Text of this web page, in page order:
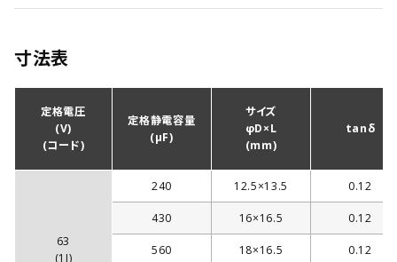
寸法表
定格電圧
(V)
(コード)
定格静電容量
(µF)
サイズ
φD×L
(mm)
tanδ
63
(1J)
240 12.5×13.5 0.12
430 16×16.5 0.12
560 18×16.5 0.12